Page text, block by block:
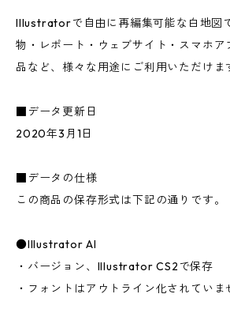
Illustratorで自由に再編集可能な白地図
物・レポート・ウェブサイト・スマホ
品など、様々な用途にご利用いただけま
■データ更新日
2020年3月1日
■データの仕様
この商品の保存形式は下記の通りです。
●Illustrator AI
・バージョン、Illustrator CS2で保存
・フォントはアウトライン化されていま